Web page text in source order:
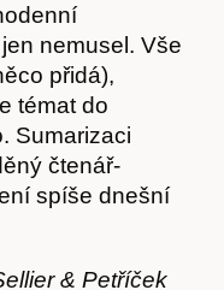
nemusel. Vše
přidá),
témat do
Sumarizaci
čtenář-
spíše dnešní
& Petříček